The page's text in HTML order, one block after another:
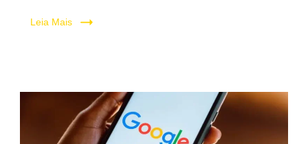
Leia Mais